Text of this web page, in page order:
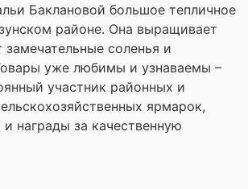
Баклановой большое тепличное
районе. Она выращивает
соленья и
уже любимы и узнаваемы –
участник районных и
ярмарок,
награды за качественную